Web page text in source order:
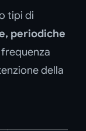
tipi di
periodiche
della